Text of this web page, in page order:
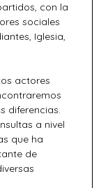
con la
sociales
Iglesia,
actores
diferencias.
a nivel
que ha
de